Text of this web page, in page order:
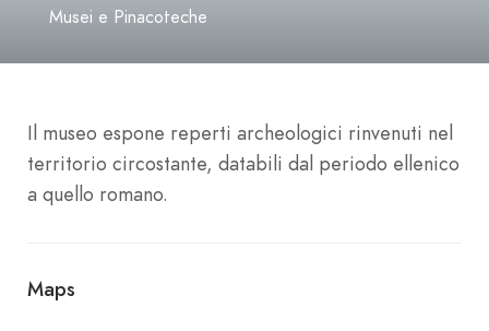
Musei e Pinacoteche
Il museo espone reperti archeologici rinvenuti nel
territorio circostante, databili dal periodo ellenico
a quello romano.
Maps